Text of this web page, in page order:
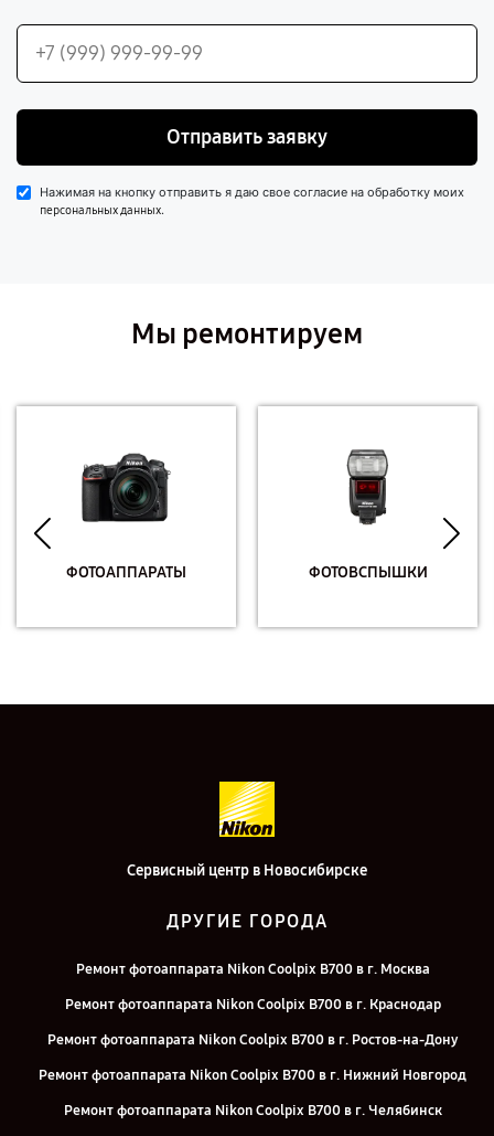
Отправить заявку
Нажимая на кнопку отправить я даю свое согласие на обработку моих
персональных данных.
Мы ремонтируем
ФОТОАППАРАТЫ ФОТОВСПЫШКИ
Сервисный центр в Новосибирске
ДРУГИЕ ГОРОДА
Ремонт фотоаппарата Nikon Coolpix B700 в г. Москва
Ремонт фотоаппарата Nikon Coolpix B700 в г. Краснодар
Ремонт фотоаппарата Nikon Coolpix B700 в г. Ростов-на-Дону
Ремонт фотоаппарата Nikon Coolpix B700 в г. Нижний Новгород
Ремонт фотоаппарата Nikon Coolpix B700 в г. Челябинск